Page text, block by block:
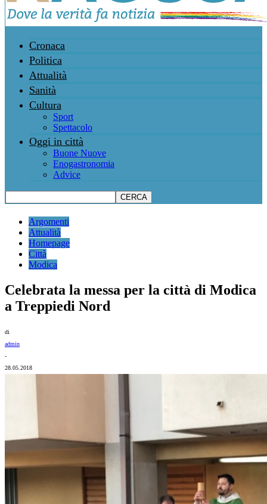
Cronaca
Politica
Attualità
Sanità
Cultura
Sport
Spettacolo
Oggi in città
Buone Nuove
Enogastronomia
Advice
Argomenti
Attualità
Homepage
Città
Modica
Celebrata la messa per la città di Modica
a Treppiedi Nord
di
admin
-
28.05.2018